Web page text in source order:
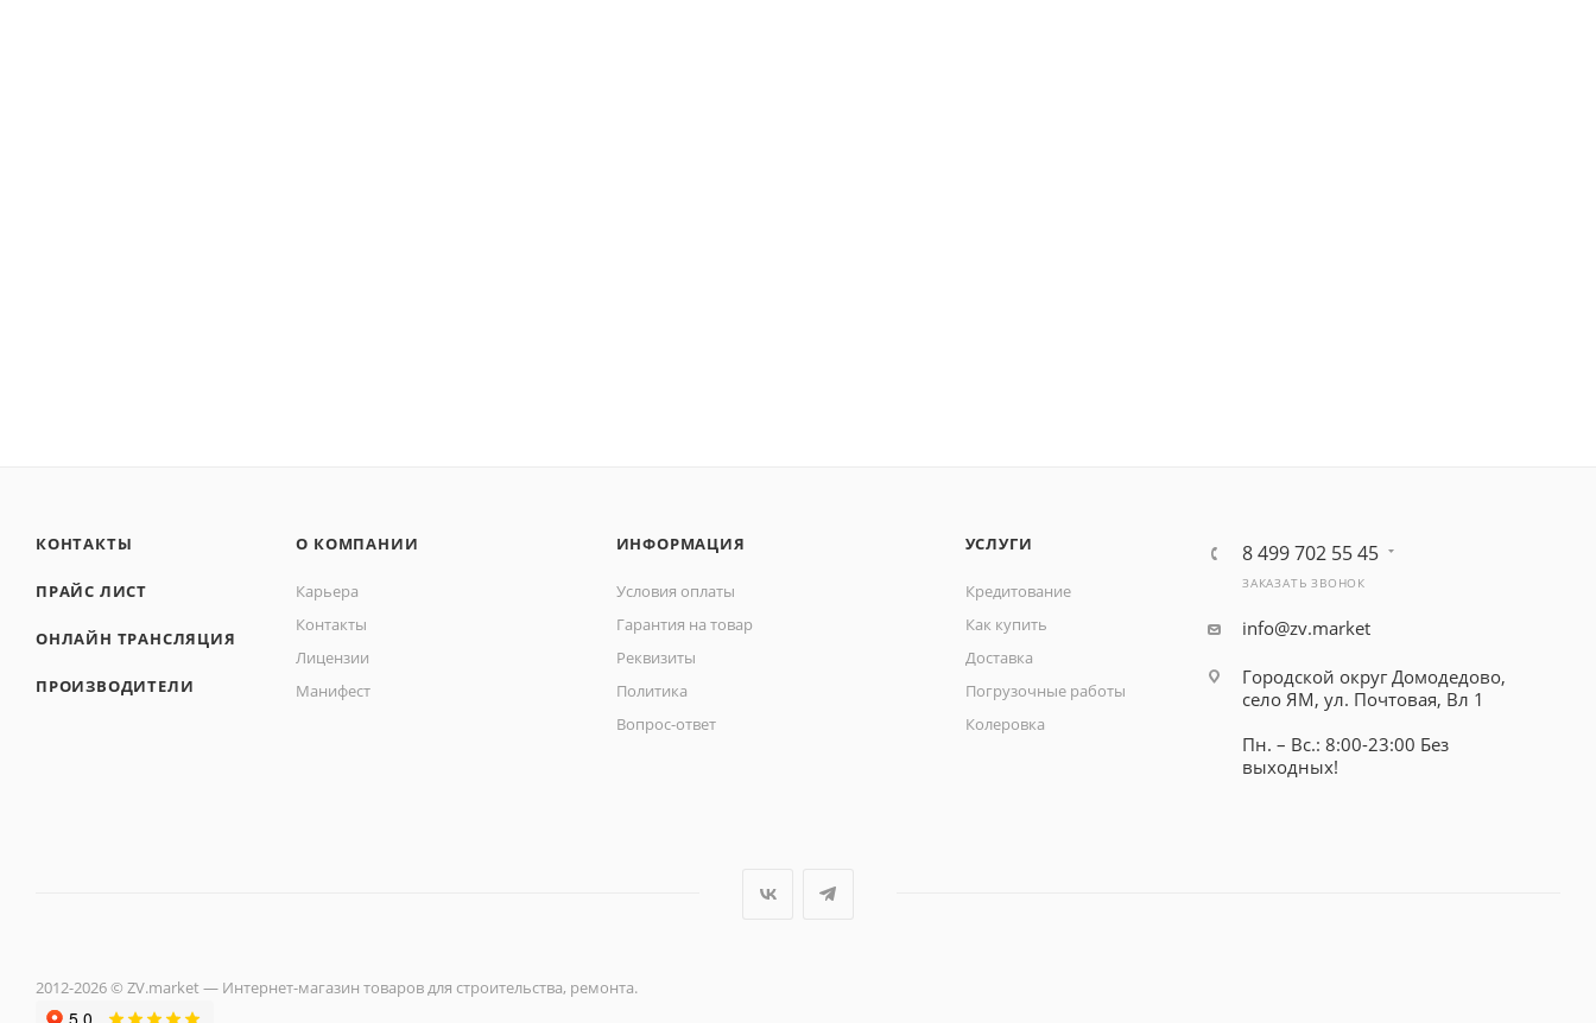
КОНТАКТЫ
ПРАЙС ЛИСТ
ОНЛАЙН ТРАНСЛЯЦИЯ
ПРОИЗВОДИТЕЛИ
О КОМПАНИИ
Карьера
Контакты
Лицензии
Манифест
ИНФОРМАЦИЯ
Условия оплаты
Гарантия на товар
Реквизиты
Политика
Вопрос-ответ
УСЛУГИ
Кредитование
Как купить
Доставка
Погрузочные работы
Колеровка
8 499 702 55 45
ЗАКАЗАТЬ ЗВОНОК
info@zv.market
Городской округ Домодедово,
село ЯМ, ул. Почтовая, Вл 1
Пн. – Вс.: 8:00-23:00 Без
выходных!
2012-2026 © ZV.market — Интернет-магазин товаров для строительства, ремонта.